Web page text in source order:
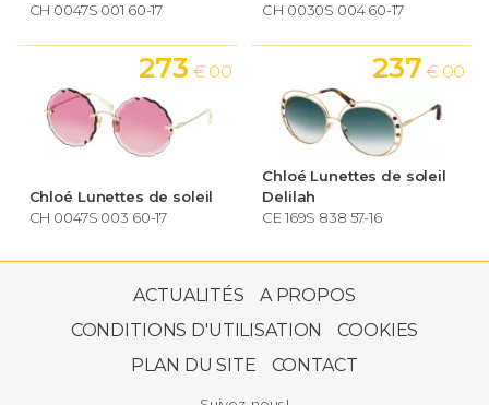
CH 0047S 001 60-17
CH 0030S 004 60-17
Chloé Lunettes de soleil
CH 0047S 003 60-17
273 € 00
Chloé Lunettes de soleil
Delilah
CE 169S 838 57-16
237 € 00
ACTUALITÉS
A PROPOS
CONDITIONS D'UTILISATION
COOKIES
PLAN DU SITE
CONTACT